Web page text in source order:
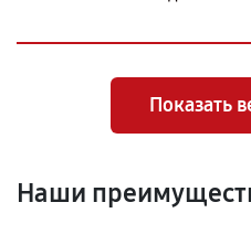
Показать
Наши